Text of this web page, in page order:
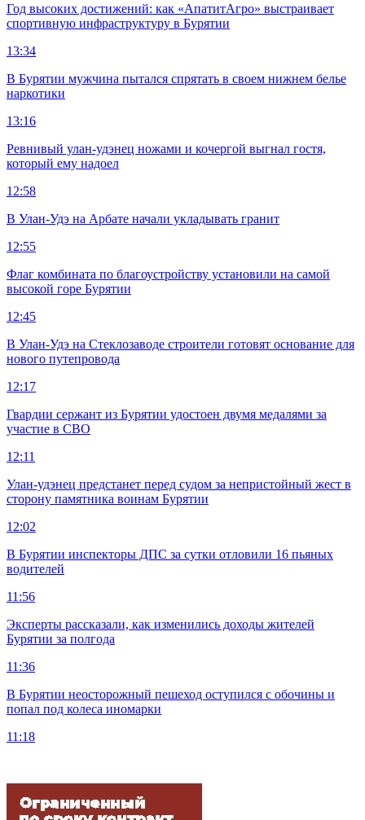
Год высоких достижений: как «АпатитАгро» выстраивает
спортивную инфраструктуру в Бурятии
13:34
В Бурятии мужчина пытался спрятать в своем нижнем белье
наркотики
13:16
Ревнивый улан-удэнец ножами и кочергой выгнал гостя,
который ему надоел
12:58
В Улан-Удэ на Арбате начали укладывать гранит
12:55
Флаг комбината по благоустройству установили на самой
высокой горе Бурятии
12:45
В Улан-Удэ на Стеклозаводе строители готовят основание для
нового путепровода
12:17
Гвардии сержант из Бурятии удостоен двумя медалями за
участие в СВО
12:11
Улан-удэнец предстанет перед судом за непристойный жест в
сторону памятника воинам Бурятии
12:02
В Бурятии инспекторы ДПС за сутки отловили 16 пьяных
водителей
11:56
Эксперты рассказали, как изменились доходы жителей
Бурятии за полгода
11:36
В Бурятии неосторожный пешеход оступился с обочины и
попал под колеса иномарки
11:18